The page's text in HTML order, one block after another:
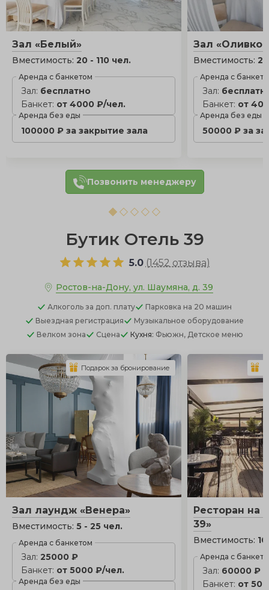
Зал «Белый»
Вместимость: 20 - 110 чел.
Аренда с банкетом
Зал: бесплатно
Банкет: от 4000 ₽/чел.
Аренда без еды
100000 ₽ за закрытие зала
Зал
Вместимость:
Аренда с
Зал:
Банкет: от
Аренда без еды
50000 ₽ за
Позвонить менеджеру
Бутик Отель 39
5.0 (1452 отзыва)
Ростов-на-Дону, ул. Шаумяна, д. 39
Алкоголь за доп. плату Парковка на 20 машин
Выездная регистрация
Музыкальное оборудование
Велком зона
Сцена Кухня: Фьюжн, Детское меню
Зал лаундж «Венера»
Вместимость: 5 - 25 чел.
Аренда с банкетом
Зал: 25000 ₽
Банкет: от 5000 ₽/чел.
Аренда без еды
Подарок за бронирование
Ресторан на
39»
Вместимость:
Аренда с
Зал: 60000 ₽
Банкет: от